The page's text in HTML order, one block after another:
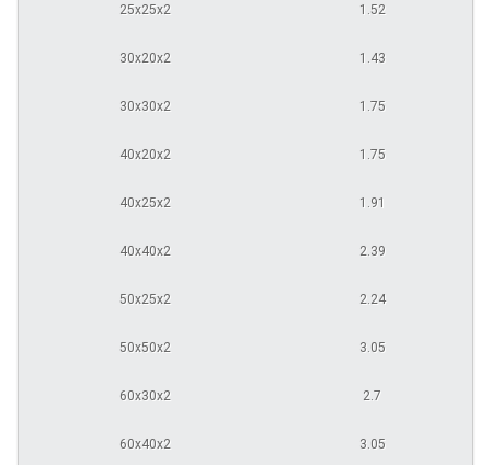
25х25х2 1.52
30х20х2 1.43
30х30х2 1.75
40х20х2 1.75
40х25х2 1.91
40х40х2 2.39
50х25х2 2.24
50х50х2 3.05
60х30х2 2.7
60х40х2 3.05